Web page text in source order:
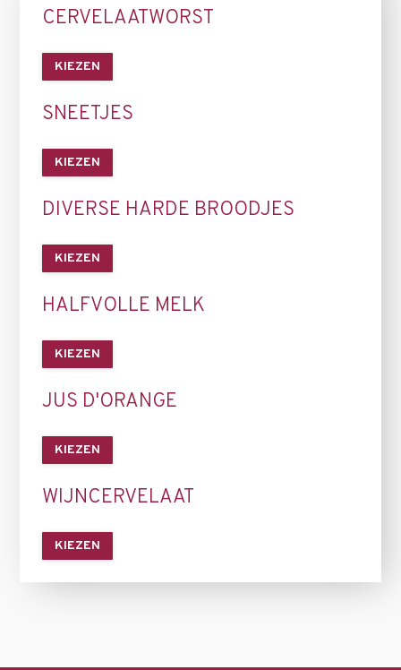
CERVELAATWORST
KIEZEN
SNEETJES
KIEZEN
DIVERSE HARDE BROODJES
KIEZEN
HALFVOLLE MELK
KIEZEN
JUS D'ORANGE
KIEZEN
WIJNCERVELAAT
KIEZEN